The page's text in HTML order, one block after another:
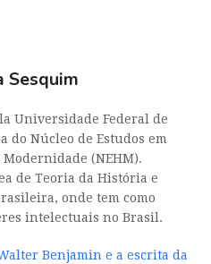
Sesquim
Universidade Federal de
do Núcleo de Estudos em
(NEHM).
de Teoria da História e
onde tem como
intelectuais no Brasil.
Benjamin e a escrita da